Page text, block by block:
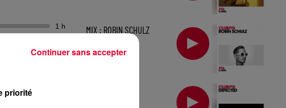
1 h MIX : ROBIN SCHULZ
priorité
Continuer sans accepter